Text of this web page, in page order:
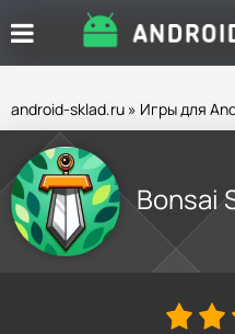
android-sklad.ru » Игры для
Bonsai